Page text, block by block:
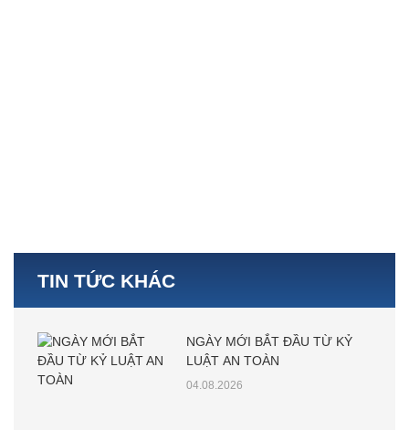
TIN TỨC KHÁC
NGÀY MỚI BẮT ĐẦU TỪ KỶ
LUẬT AN TOÀN
04.08.2026